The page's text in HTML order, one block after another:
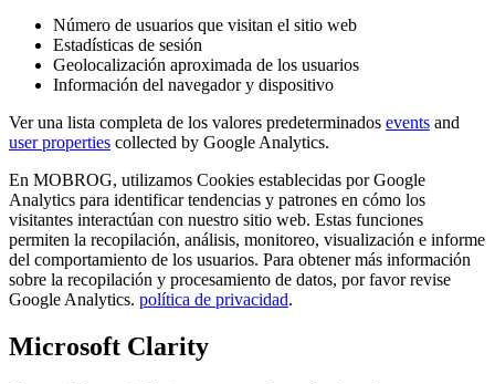
Número de usuarios que visitan el sitio web
Estadísticas de sesión
Geolocalización aproximada de los usuarios
Información del navegador y dispositivo
Ver una lista completa de los valores predeterminados events and
user properties collected by Google Analytics.
En MOBROG, utilizamos Cookies establecidas por Google
Analytics para identificar tendencias y patrones en cómo los
visitantes interactúan con nuestro sitio web. Estas funciones
permiten la recopilación, análisis, monitoreo, visualización e informe
del comportamiento de los usuarios. Para obtener más información
sobre la recopilación y procesamiento de datos, por favor revise
Google Analytics. política de privacidad.
Microsoft Clarity